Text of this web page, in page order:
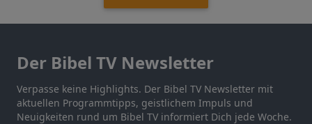
Der Bibel TV Newsletter
Verpasse keine Highlights. Der Bibel TV Newsletter mit
aktuellen Programmtipps, geistlichem Impuls und
Neuigkeiten rund um Bibel TV informiert Dich jede Woche.